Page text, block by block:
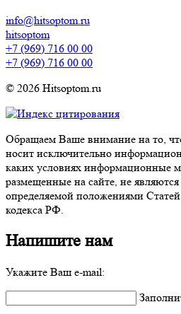
info@hitsoptom.ru
hitsoptom
+7 (969) 716 00 00
+7 (969) 716 00 00
© 2026 Hitsoptom.ru
Обращаем Ваше внимание на то,
носит исключительно
каких условиях информационные
размещенные на сайте, не
определяемой положениями
кодекса РФ.
Напишите нам
Укажите Ваш e-mail: